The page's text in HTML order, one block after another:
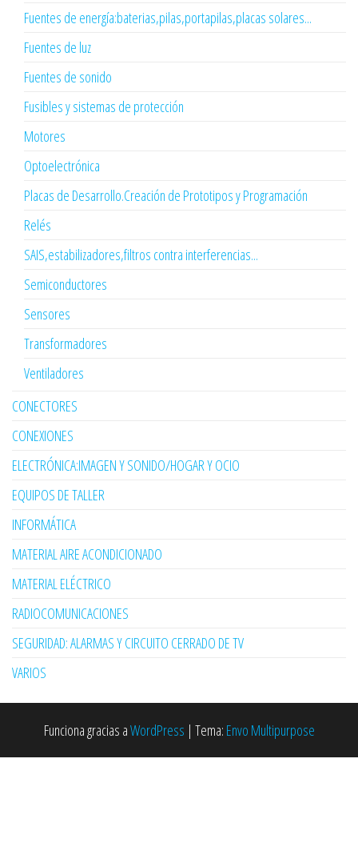
Fuentes de energía:baterias,pilas,portapilas,placas solares...
Fuentes de luz
Fuentes de sonido
Fusibles y sistemas de protección
Motores
Optoelectrónica
Placas de Desarrollo.Creación de Prototipos y Programación
Relés
SAIS,estabilizadores,filtros contra interferencias...
Semiconductores
Sensores
Transformadores
Ventiladores
CONECTORES
CONEXIONES
ELECTRÓNICA:IMAGEN Y SONIDO/HOGAR Y OCIO
EQUIPOS DE TALLER
INFORMÁTICA
MATERIAL AIRE ACONDICIONADO
MATERIAL ELÉCTRICO
RADIOCOMUNICACIONES
SEGURIDAD: ALARMAS Y CIRCUITO CERRADO DE TV
VARIOS
Funciona gracias aWordPress | Tema: Envo Multipurpose